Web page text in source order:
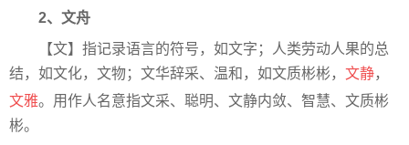
2、文舟
【文】指记录语言的符号，如文字；人类劳动人果的总
结，如文化，文物；文华辞采、温和，如文质彬彬， 文静，
文雅。用作人名意指文采、聪明、文静内敛、智慧、文质彬
彬。